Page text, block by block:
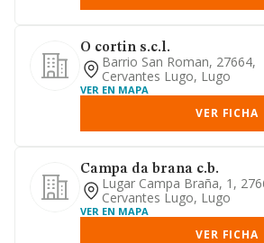
O cortin s.c.l.
Barrio San Roman, 27664,
Cervantes Lugo, Lugo
VER EN MAPA
VER FICHA
Campa da brana c.b.
Lugar Campa Braña, 1,
Cervantes Lugo, Lugo
VER EN MAPA
VER FICHA